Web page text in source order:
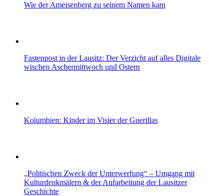
Wie der Ameisenberg zu seinem Namen kam
Fastenpost in der Lausitz: Der Verzicht auf alles Digitale
wischen Aschermittwoch und Ostern
Kolumbien: Kinder im Visier der Guerillas
„Politischen Zweck der Unterwerfung“ – Umgang mit
Kulturdenkmälern & der Aufarbeitung der Lausitzer
Geschichte